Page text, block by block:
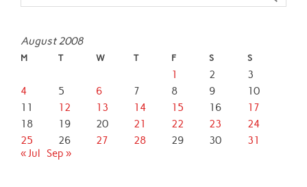
August 2008
M T W T F S S
1 2
3
4
5 6 7 8 9
10
11
12 13 14 15 16
17
18
19 20 21 22 23
24
25
26 27 28 29 30
31
« Jul
Sep »